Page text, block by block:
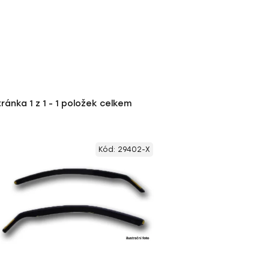
1 z 1 - 1 položek celkem
Kód: 29402-X